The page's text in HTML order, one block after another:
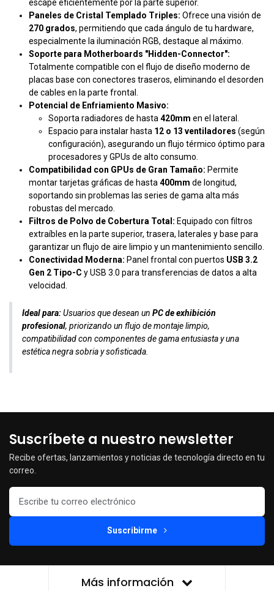
escape eficientemente por la parte superior.
Paneles de Cristal Templado Triples: Ofrece una visión de
270 grados, permitiendo que cada ángulo de tu hardware,
especialmente la iluminación RGB, destaque al máximo.
Soporte para Motherboards "Hidden-Connector":
Totalmente compatible con el flujo de diseño moderno de
placas base con conectores traseros, eliminando el desorden
de cables en la parte frontal.
Potencial de Enfriamiento Masivo:
Soporta radiadores de hasta 420mm en el lateral.
Espacio para instalar hasta 12 o 13 ventiladores (según
configuración), asegurando un flujo térmico óptimo para
procesadores y GPUs de alto consumo.
Compatibilidad con GPUs de Gran Tamaño: Permite
montar tarjetas gráficas de hasta 400mm de longitud,
soportando sin problemas las series de gama alta más
robustas del mercado.
Filtros de Polvo de Cobertura Total: Equipado con filtros
extraíbles en la parte superior, trasera, laterales y base para
garantizar un flujo de aire limpio y un mantenimiento sencillo.
Conectividad Moderna: Panel frontal con puertos USB 3.2
Gen 2 Tipo-C y USB 3.0 para transferencias de datos a alta
velocidad.
Ideal para:Usuarios que desean un PC de exhibición
profesional, priorizando un flujo de montaje limpio,
compatibilidad con componentes de gama entusiasta y una
estética negra sobria y sofisticada.
Suscríbete a nuestro newsletter
Recibe ofertas, lanzamientos y noticias de tecnología directo en tu
correo.
Suscribirme
Más información